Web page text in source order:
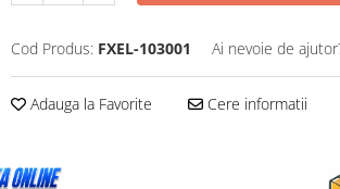
Cod Produs: FXEL-103001 Ai nevoie de
Adauga la Favorite Cere informatii